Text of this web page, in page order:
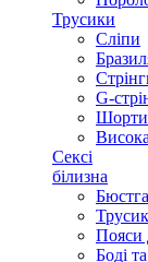
Трусики
Сліпи
G-
Сексі
білизна
Пояси
Боді